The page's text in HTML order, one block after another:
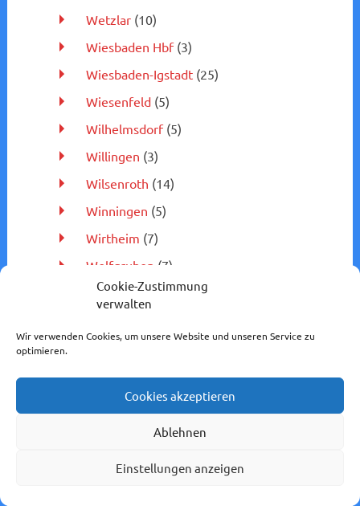
Cookie-Zustimmung
verwalten
Wir verwenden Cookies, um unsere Website und unseren Service zu
optimieren.
Cookies akzeptieren
Ablehnen
Einstellungen anzeigen
Wetzlar(10)
Wiesbaden Hbf(3)
Wiesbaden-Igstadt(25)
Wiesenfeld(5)
Wilhelmsdorf(5)
Willingen (3)
Wilsenroth (14)
Winningen (5)
Wirtheim (7)
Wolfgruben (7)
Wolgast(7)
Wuppertal-Oberbarmen(5)
Wuppertal-Vohwinkel(11)
Würgendorf(4)